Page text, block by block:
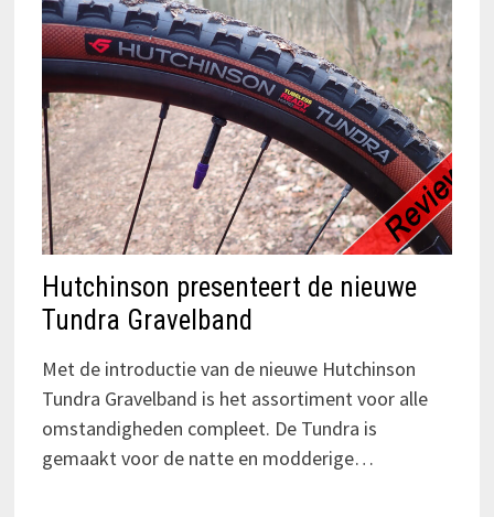
Hutchinson presenteert de nieuwe
Tundra Gravelband
Met de introductie van de nieuwe Hutchinson
Tundra Gravelband is het assortiment voor alle
omstandigheden compleet. De Tundra is
gemaakt voor de natte en modderige…